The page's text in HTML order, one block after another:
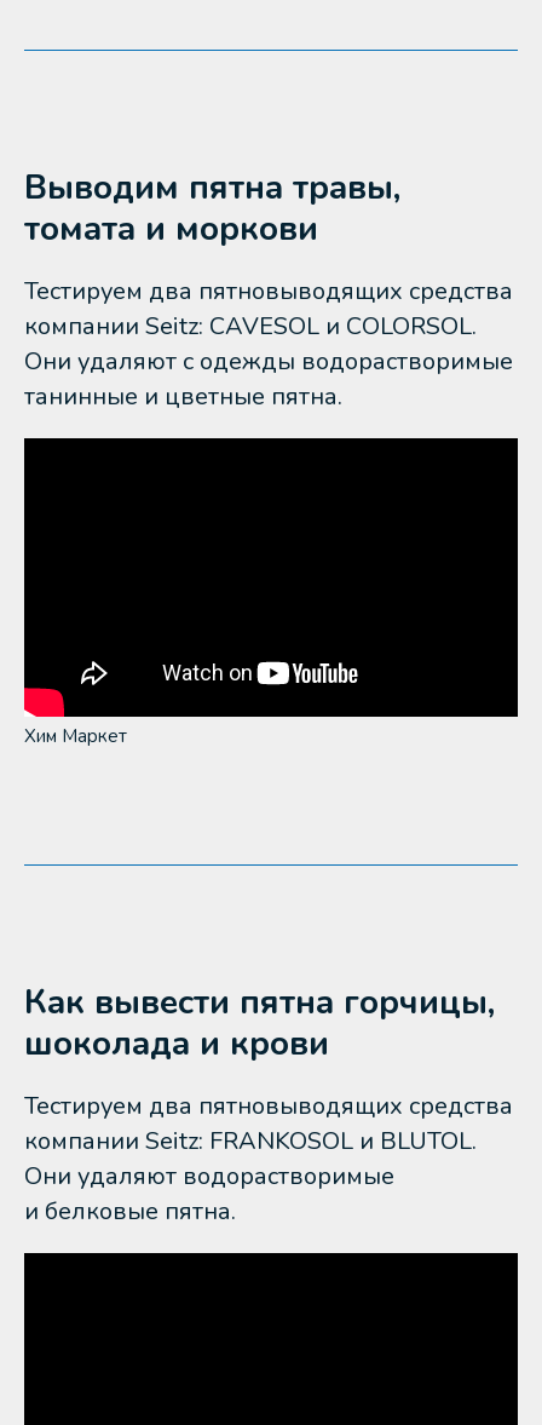
Выводим пятна травы,
томата и моркови
Тестируем два пятновыводящих средства
компании Seitz: CAVESOL и COLORSOL.
Они удаляют с одежды водорастворимые
танинные и цветные пятна.
Хим Маркет
Как вывести пятна горчицы,
шоколада и крови
Тестируем два пятновыводящих средства
компании Seitz: FRANKOSOL и BLUTOL.
Они удаляют водорастворимые
и белковые пятна.